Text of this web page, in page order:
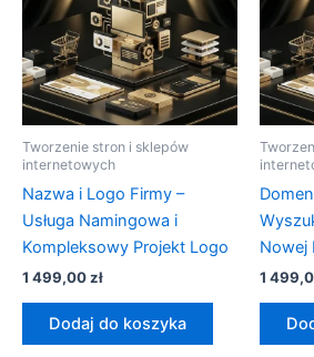
Tworzenie stron i sklepów
internetowych
Nazwa i Logo Firmy –
Usługa Namingowa i
Kompleksowy Projekt Logo
1 499,00zł
Dodaj do koszyka
Nowej
1